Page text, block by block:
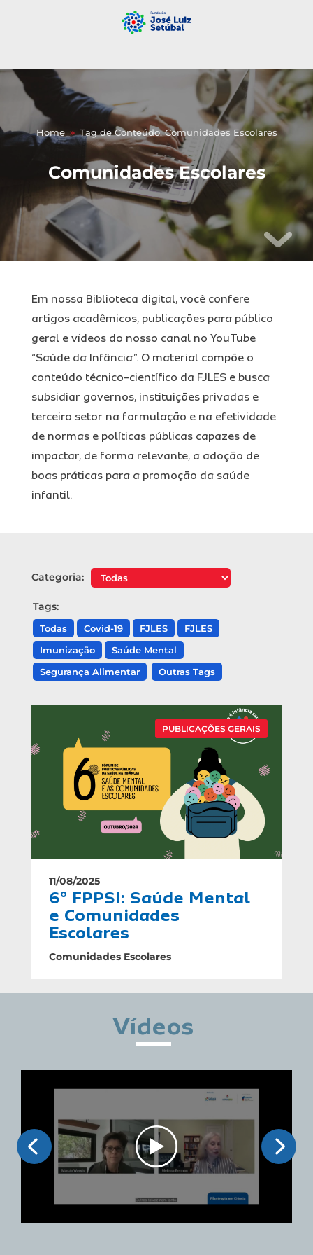
Home 9 Tag de Conteúdo: Comunidades Escolares
Comunidades Escolares
Em nossa Biblioteca digital, você confere
artigos acadêmicos, publicações para público
geral e vídeos do nosso canal no YouTube
“Saúde da Infância”. O material compõe o
conteúdo técnico-científico da FJLES e busca
subsidiar governos, instituições privadas e
terceiro setor na formulação e na efetividade
de normas e políticas públicas capazes de
impactar, de forma relevante, a adoção de
boas práticas para a promoção da saúde
infantil.
Categoria:
Tags:
Todas Covid-19 FJLES
FJLES
Imunização
Saúde Mental
Segurança Alimentar
Outras Tags
PUBLICAÇÕES GERAIS
11/08/2025
6° FPPSI: Saúde Mental
e Comunidades
Escolares
Comunidades Escolares
Vídeos